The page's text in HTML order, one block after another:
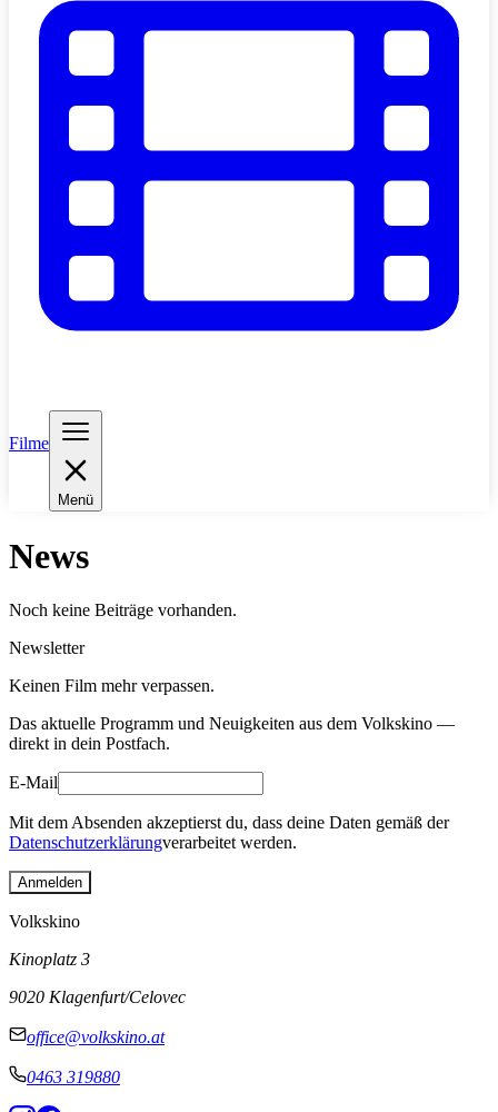
Filme
Menü
News
Noch keine Beiträge vorhanden.
Newsletter
Keinen Film mehr verpassen.
Das aktuelle Programm und Neuigkeiten aus dem Volkskino —
direkt in dein Postfach.
E-Mail
Mit dem Absenden akzeptierst du, dass deine Daten gemäß der
Datenschutzerklärungverarbeitet werden.
Anmelden
Volkskino
Kinoplatz 3
9020 Klagenfurt/Celovec
office@volkskino.at
0463 319880